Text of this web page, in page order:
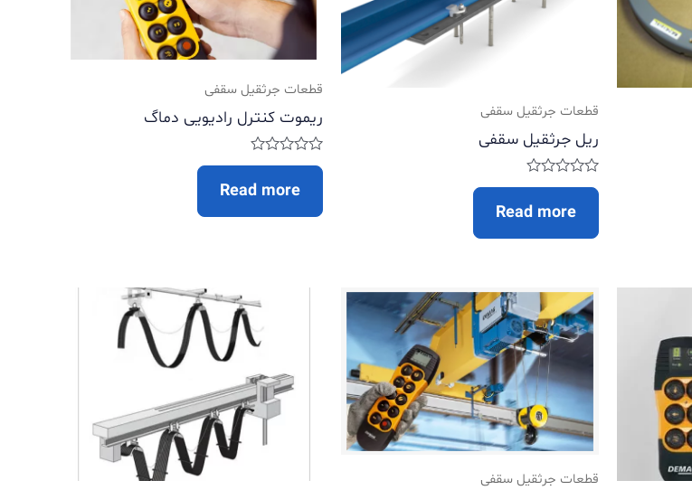
قطعات جرثقیل سقفی
ریل جرثقیل سقفی
Rated
0
5
Read more
قطعات جرثقیل سقفی
ریموت کنترل رادیویی دماگ
Rated
0
5
Read more
قطعات جرثقیل سقفی